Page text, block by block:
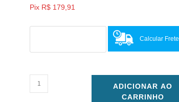
Pix R$ 179,91
Calcular Frete
ADICIONAR AO
CARRINHO